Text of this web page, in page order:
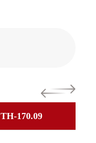
TH-170.09